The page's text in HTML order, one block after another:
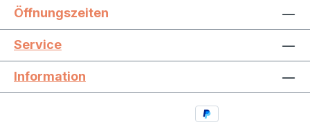
Öffnungszeiten
Service
Information